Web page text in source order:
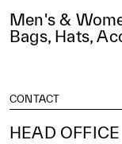
Men's &
Bags, Hats,
CONTACT
HEAD OFFICE